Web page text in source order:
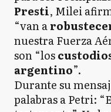
Presti, Milei
“van a
nuestra Fuerza
son “los
argentino”.
Durante su
palabras a Petri: